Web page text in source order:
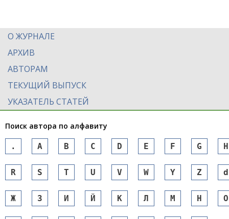
О ЖУРНАЛЕ
АРХИВ
АВТОРАМ
ТЕКУЩИЙ ВЫПУСК
УКАЗАТЕЛЬ СТАТЕЙ
Поиск автора по алфавиту
. A B C D E F G H
R S T U V W Y Z d
Ж З И Й К Л М Н О